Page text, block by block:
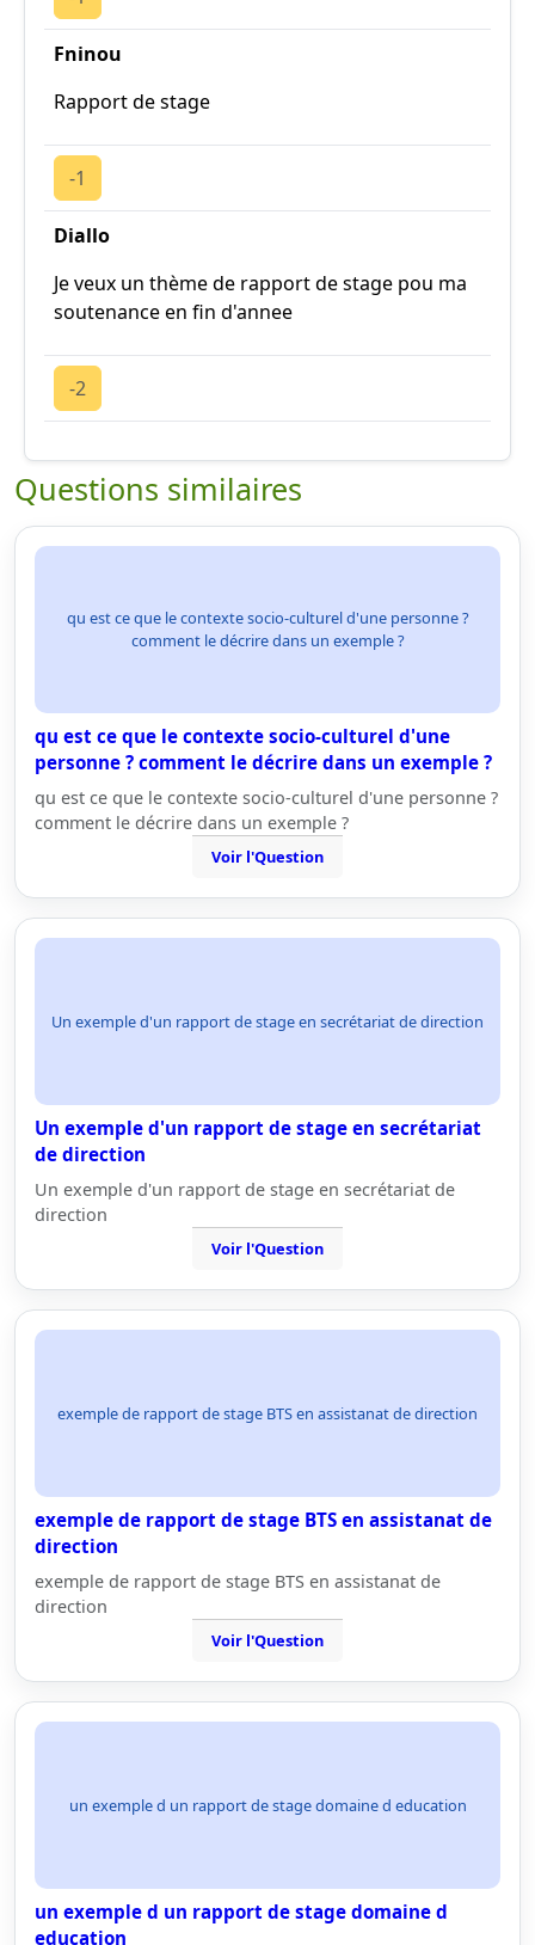
Fninou
Rapport de stage
-1
Diallo
Je veux un thème de rapport de stage pou ma
soutenance en fin d'annee
-2
Questions similaires
qu est ce que le contexte socio-culturel d'une personne ?
comment le décrire dans un exemple ?
qu est ce que le contexte socio-culturel d'une
personne ? comment le décrire dans un exemple ?
qu est ce que le contexte socio-culturel d'une personne ?
comment le décrire dans un exemple ?
Voir l'Question
Un exemple d'un rapport de stage en secrétariat de direction
Un exemple d'un rapport de stage en secrétariat
de direction
Un exemple d'un rapport de stage en secrétariat de
direction
Voir l'Question
exemple de rapport de stage BTS en assistanat de direction
exemple de rapport de stage BTS en assistanat de
direction
exemple de rapport de stage BTS en assistanat de
direction
Voir l'Question
un exemple d un rapport de stage domaine d education
un exemple d un rapport de stage domaine d
education